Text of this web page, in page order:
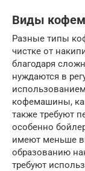
Виды
Разные типы
чистке от
благодаря
нуждаются в
кофемашины,
также требуют
особенно
имеют меньше
образованию
требуют